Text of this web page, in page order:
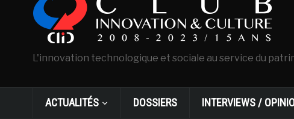
L'innovation technologique et sociale au service du
ACTUALITÉS DOSSIERS INTERVIEWS /